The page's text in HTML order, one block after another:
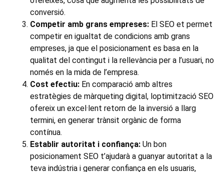
conversió.
Competir amb grans empreses: El SEO et permet
competir en igualtat de condicions amb grans
empreses, ja que el posicionament es basa en la
qualitat del contingut i la rellevància per a l’usuari, no
només en la mida de l’empresa.
Cost efectiu: En comparació amb altres
estratègies de màrqueting digital, loptimització SEO
ofereix un excel·lent retorn de la inversió a llarg
termini, en generar trànsit orgànic de forma
contínua.
Establir autoritat i confiança: Un bon
posicionament SEO t’ajudarà a guanyar autoritat a la
teva indústria i generar confiança en els usuaris,